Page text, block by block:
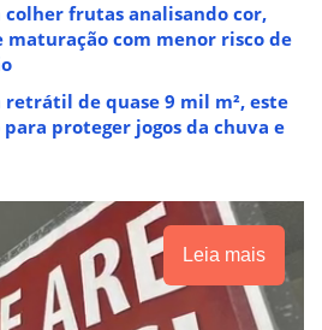
colher frutas analisando cor,
com menor risco de
de quase 9 mil m², este
proteger jogos da chuva e
Leia mais